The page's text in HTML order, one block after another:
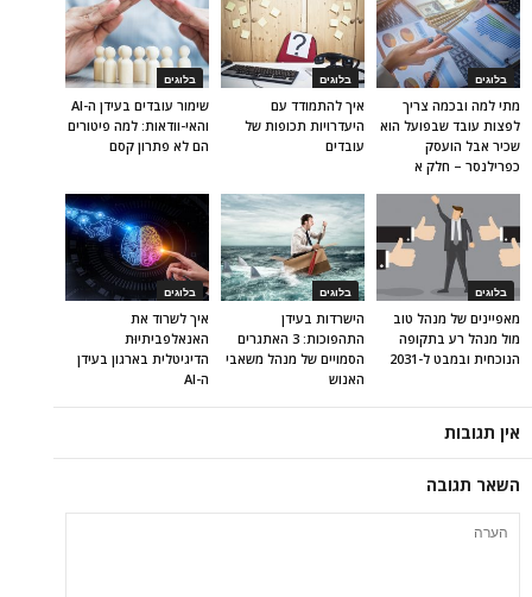
בלוגים
שימור עובדים בעידן ה-AI
והאי-וודאות: למה פיטורים
הם לא פתרון קסם
בלוגים
איך להתמודד עם
היעדרויות תכופות של
עובדים
בלוגים
מתי למה ובכמה צריך
לפצות עובד שבפועל הוא
שכיר אבל הועסק
כפרילנסר – חלק א
בלוגים
איך לשרוד את
האנאלפביתיוּת
הדיגיטלית בארגון בעידן
ה-AI
בלוגים
הישרדות בעידן
התהפוכות: 3 האתגרים
הסמויים של מנהל משאבי
האנוש
בלוגים
מאפיינים של מנהל טוב
מול מנהל רע בתקופה
הנוכחית ובמבט ל-2031
אין תגובות
השאר תגובה